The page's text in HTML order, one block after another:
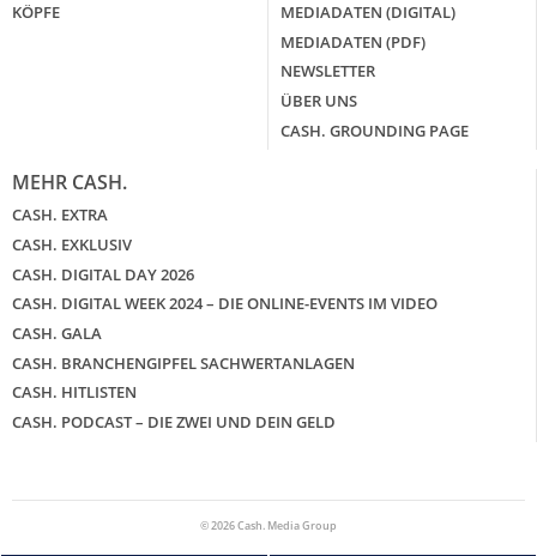
KÖPFE
MEDIADATEN (DIGITAL)
MEDIADATEN (PDF)
NEWSLETTER
ÜBER UNS
CASH. GROUNDING PAGE
MEHR CASH.
CASH. EXTRA
CASH. EXKLUSIV
CASH. DIGITAL DAY 2026
CASH. DIGITAL WEEK 2024 – DIE ONLINE-EVENTS IM VIDEO
CASH. GALA
CASH. BRANCHENGIPFEL SACHWERTANLAGEN
CASH. HITLISTEN
CASH. PODCAST – DIE ZWEI UND DEIN GELD
© 2026 Cash. Media Group